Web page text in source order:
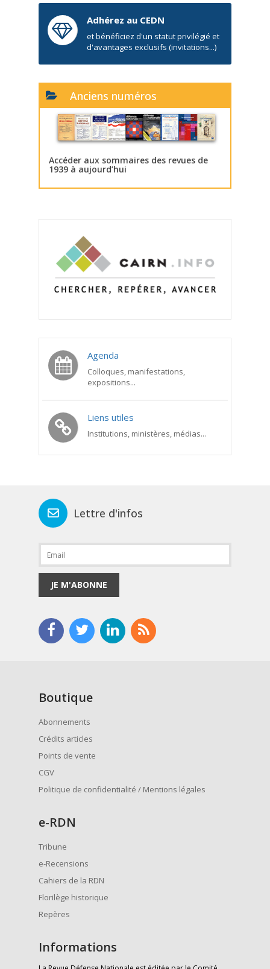
Adhérez au CEDN
et bénéficiez d'un statut privilégié et
d'avantages exclusifs (invitations...)
Anciens numéros
Accéder aux sommaires des revues de
1939 à aujourd’hui
Agenda
Colloques, manifestations,
expositions...
Liens utiles
Institutions, ministères, médias...
Lettre d'infos
JE M'ABONNE
Boutique
Abonnements
Crédits articles
Points de vente
CGV
Politique de confidentialité / Mentions légales
e-RDN
Tribune
e-Recensions
Cahiers de la RDN
Florilège historique
Repères
Informations